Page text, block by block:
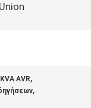
AVR,
,